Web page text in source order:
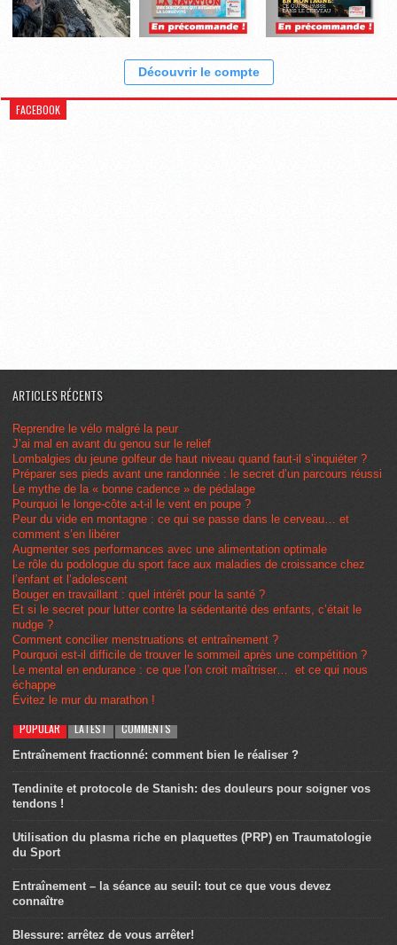
Découvrir le compte
FACEBOOK
ARTICLES RÉCENTS
Reprendre le vélo malgré la peur
J’ai mal en avant du genou sur le relief
Lombalgies du jeune golfeur de haut niveau quand faut-il s’inquiéter ?
Préparer ses pieds avant une randonnée : le secret d’un parcours réussi
Le mythe de la « bonne cadence » de pédalage
Pourquoi le longe-côte a-t-il le vent en poupe ?
Peur du vide en montagne : ce qui se passe dans le cerveau… et
comment s’en libérer
Augmenter ses performances avec une alimentation optimale
Le rôle du podologue du sport face aux maladies de croissance chez
l’enfant et l’adolescent
Bouger en travaillant : quel intérêt pour la santé ?
Et si le secret pour lutter contre la sédentarité des enfants, c’était le
nudge ?
Comment concilier menstruations et entraînement ?
Pourquoi est-il difficile de trouver le sommeil après une compétition ?
Le mental en endurance : ce que l’on croit maîtriser… et ce qui nous
échappe
Évitez le mur du marathon !
POPULAR LATEST COMMENTS
Entraînement fractionné: comment bien le réaliser ?
Tendinite et protocole de Stanish: des douleurs pour soigner vos
tendons !
Utilisation du plasma riche en plaquettes (PRP) en Traumatologie
du Sport
Entraînement – la séance au seuil: tout ce que vous devez
connaître
Blessure: arrêtez de vous arrêter!